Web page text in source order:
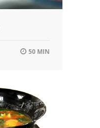
50 MIN